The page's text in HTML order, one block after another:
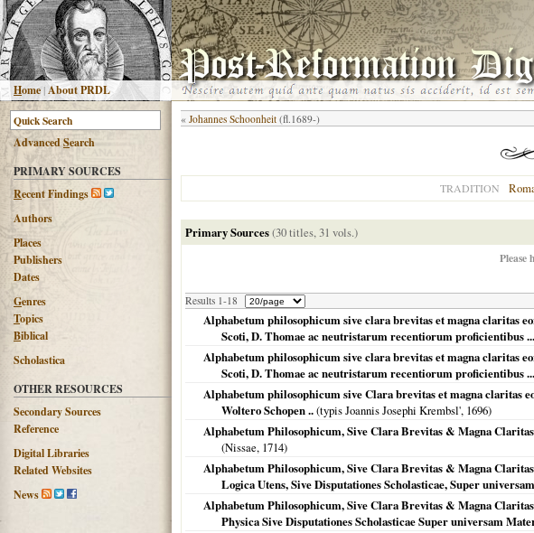
Home |About PRDL
AdvancedSearch
PRIMARY SOURCES
Recent Findings
Authors
Places
Publishers
Dates
Genres
Topics
Biblical
Scholastica
OTHER RESOURCES
Secondary Sources
Reference
Digital Libraries
Related Websites
News
« Johannes Schoonheit (fl.1689-)
TRADITION
Primary Sources(30 titles, 31 vols.)
Please
Results 1-18
Alphabetum philosophicum sive clara brevitas et magna claritas
Scoti, D. Thomae ac neutristarum recentiorum proficientibus ...
Alphabetum philosophicum sive clara brevitas et magna claritas
Scoti, D. Thomae ac neutristarum recentiorum proficientibus ...
Alphabetum philosophicum sive Clara brevitas et magna claritas
Woltero Schopen ..(typis Joannis Josephi Krembsl', 1696)
Alphabetum Philosophicum, Sive Clara Brevitas & Magna
(Nissae, 1714)
Alphabetum Philosophicum, Sive Clara Brevitas & Magna
Logica Utens, Sive Disputationes Scholasticae, Super
Alphabetum Philosophicum, Sive Clara Brevitas & Magna
Physica Sive Disputationes Scholasticae Super universam